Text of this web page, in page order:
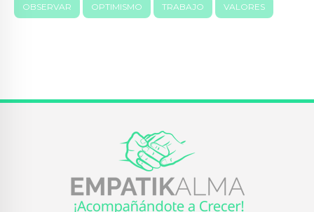
OBSERVAR OPTIMISMO TRABAJO VALORES